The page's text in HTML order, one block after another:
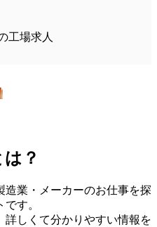
工場求人
？
造業・メーカーのお仕事を探
す。
詳しくて分かりやすい情報を